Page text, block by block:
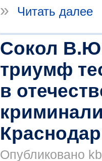
»
Читать далее
Сокол
триумф
в
Опубликовано